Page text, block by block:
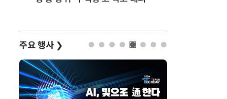
주요 행사 ❯